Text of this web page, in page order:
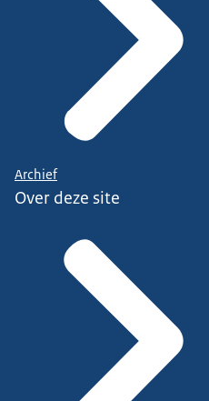
Archief
Over deze site